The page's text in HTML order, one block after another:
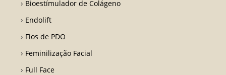
Bioestímulador de Colágeno
Endolift
Fios de PDO
Feminilização Facial
Full Face